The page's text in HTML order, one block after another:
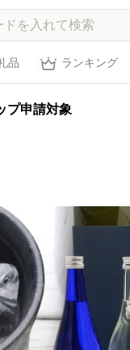
品 ランキング
プ申請対象